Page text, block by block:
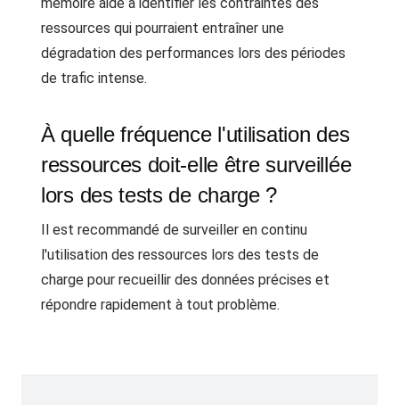
ressources qui pourraient entraîner une
dégradation des performances lors des périodes
de trafic intense.
À quelle fréquence l'utilisation des
ressources doit-elle être surveillée
lors des tests de charge ?
Il est recommandé de surveiller en continu
l'utilisation des ressources lors des tests de
charge pour recueillir des données précises et
répondre rapidement à tout problème.